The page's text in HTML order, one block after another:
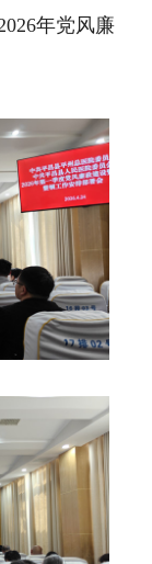
年党风廉